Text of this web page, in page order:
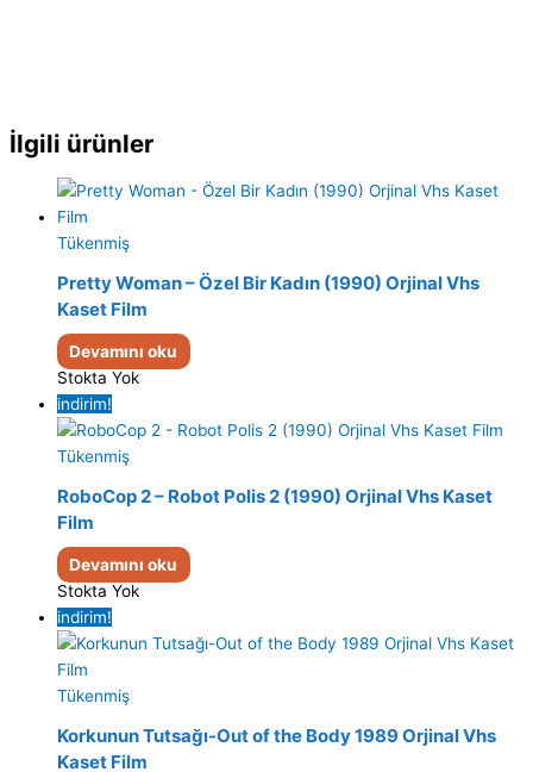
İlgili ürünler
Tükenmiş
Pretty Woman – Özel Bir Kadın (1990) Orjinal Vhs
Kaset Film
Devamını oku
Stokta Yok
indirim!
Tükenmiş
RoboCop 2 – Robot Polis 2 (1990) Orjinal Vhs Kaset
Film
Devamını oku
Stokta Yok
indirim!
Tükenmiş
Korkunun Tutsağı-Out of the Body 1989 Orjinal Vhs
Kaset Film